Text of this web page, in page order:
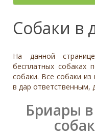
Средний
Тип
Семейная
Охотничья
Палевый
Серый
Черный
Белый
Коричневый
Палевый
Нет
Отношение к
Равнодушное
Отношение к
Равнодушное
Отношение к
- неважно -
Приучен к
- неважно -
Дрессировка
Нет
- неважно -
Необычный окрас
Отдаётся в
- не уточнено -
Собаки в
На данной
бесплатных собаках
собаки. Все собаки
в дар
Бриары